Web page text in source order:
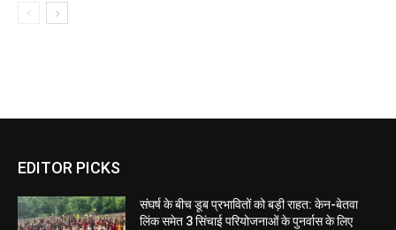
EDITOR PICKS
संघर्ष के बीच डूब प्रभावितों को बड़ी राहत: केन-बेतवा
लिंक समेत 3 सिंचाई परियोजनाओं के पुनर्वास के लिए